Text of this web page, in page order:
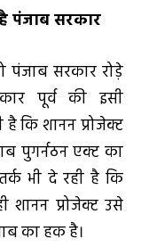
पंजाब सरकार
सरकार रोड़े
पूर्व की इसी
कि शानन प्रोजेक्ट
पुगर्नठन एक्ट का
भी दे रही है कि
प्रोजेक्ट उसे
का हक है।